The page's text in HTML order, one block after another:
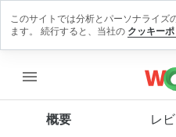
menu
概要 レ
ーを残す
このサイトでは分析とパーソナライズ
ます。 続行すると、当社の クッキーポ